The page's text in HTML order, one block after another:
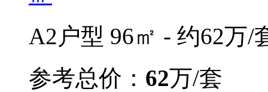
A2户型 96㎡ - 约62万/
参考总价： 62万/套